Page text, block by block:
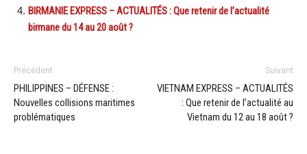
BIRMANIE EXPRESS – ACTUALITÉS : Que retenir de l’actualité
birmane du 14 au 20 août ?
Précédent
PHILIPPINES – DÉFENSE :
Nouvelles collisions maritimes
problématiques
Suivant
VIETNAM EXPRESS – ACTUALITÉS
: Que retenir de l’actualité au
Vietnam du 12 au 18 août ?